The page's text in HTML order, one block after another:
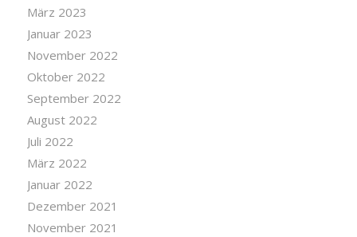
März 2023
Januar 2023
November 2022
Oktober 2022
September 2022
August 2022
Juli 2022
März 2022
Januar 2022
Dezember 2021
November 2021